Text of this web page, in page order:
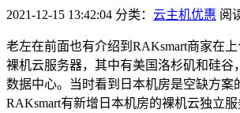
2021-12-15 13:42:04 分类： 云主机优惠 阅
老左在前面也有介绍到RAKsmart商家在
裸机云服务器，其中有美国洛杉矶和硅谷
数据中心。当时看到日本机房是空缺方案
RAKsmart有新增日本机房的裸机云独立